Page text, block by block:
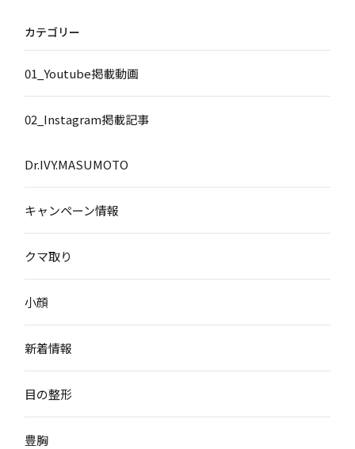
カテゴリー
01_Youtube掲載動画
02_Instagram掲載記事
Dr.IVY.MASUMOTO
キャンペーン情報
クマ取り
小顔
新着情報
目の整形
豊胸